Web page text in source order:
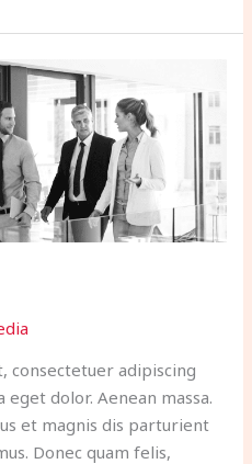
consectetuer adipiscing
dolor. Aenean massa.
et magnis dis parturient
Donec quam felis,